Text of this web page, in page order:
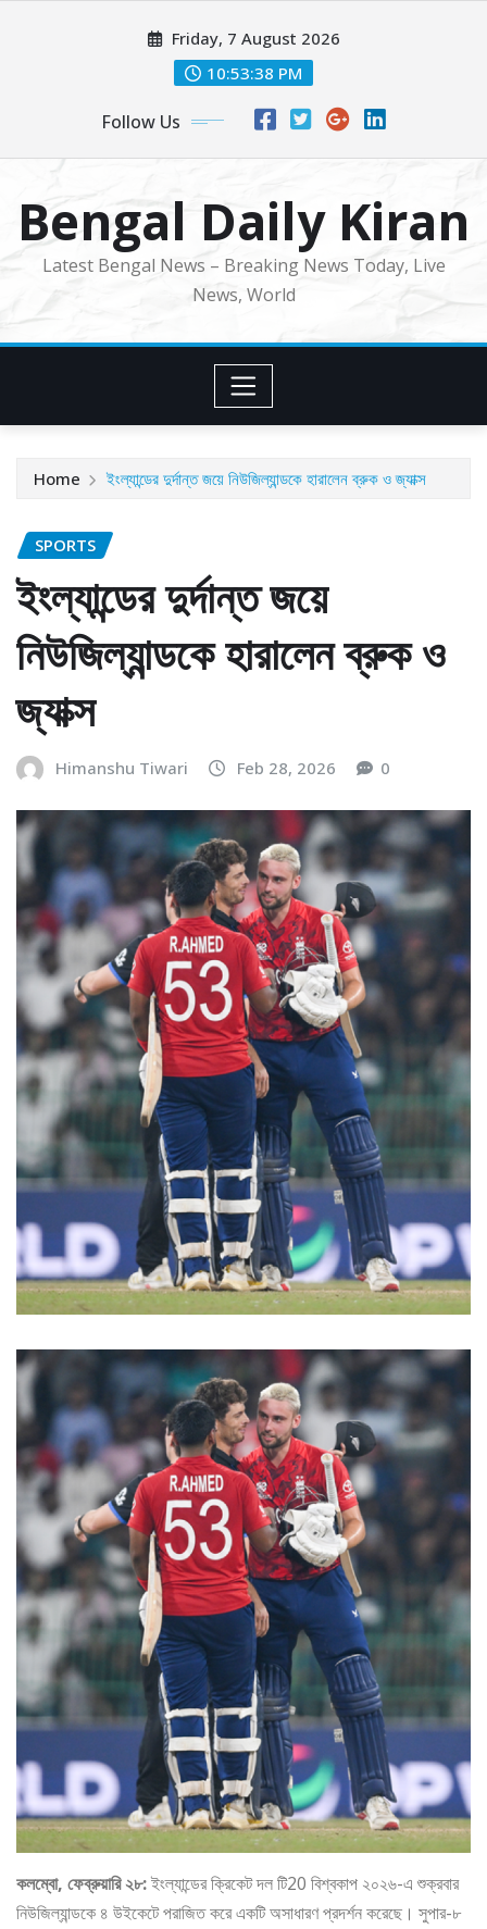
Friday, 7 August 2026
10:53:40 PM
Follow Us
Bengal Daily Kiran
Latest Bengal News – Breaking News Today, Live
News, World
Home ইংল্যান্ডের দুর্দান্ত জয়ে নিউজিল্যান্ডকে হারালেন ব্রুক ও জ্যাক্স
SPORTS
ইংল্যান্ডের দুর্দান্ত জয়ে
নিউজিল্যান্ডকে হারালেন ব্রুক ও
জ্যাক্স
Himanshu Tiwari Feb 28, 2026 0
কলম্বো, ফেব্রুয়ারি ২৮:ইংল্যান্ডের ক্রিকেট দল টি20 বিশ্বকাপ ২০২৬-এ শুক্রবার
নিউজিল্যান্ডকে ৪ উইকেটে পরাজিত করে একটি অসাধারণ প্রদর্শন করেছে। সুপার-৮